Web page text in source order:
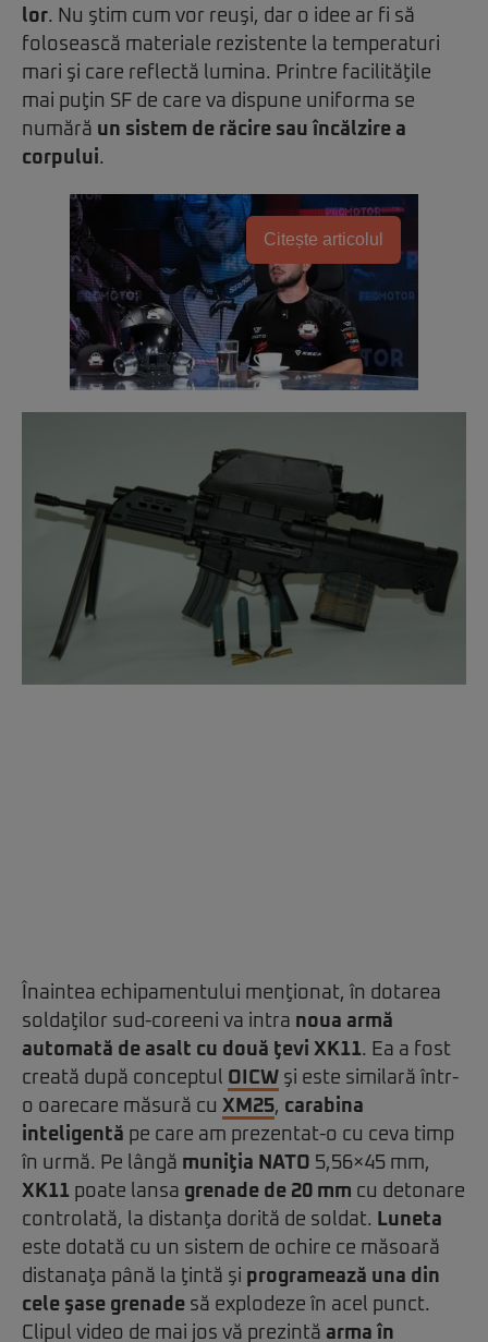
lor. Nu ştim cum vor reuşi, dar o idee ar fi să
folosească materiale rezistente la temperaturi
mari şi care reflectă lumina. Printre facilităţile
mai puţin SF de care va dispune uniforma se
numără un sistem de răcire sau încălzire a
corpului.
Citește articolul
Înaintea echipamentului menţionat, în dotarea
soldaţilor sud-coreeni va intra noua armă
automată de asalt cu două ţevi XK11. Ea a fost
creată după conceptul OICW şi este similară într-
o oarecare măsură cu XM25, carabina
inteligentă pe care am prezentat-o cu ceva timp
în urmă. Pe lângă muniţia NATO 5,56×45 mm,
XK11 poate lansa grenade de 20 mm cu detonare
controlată, la distanţa dorită de soldat. Luneta
este dotată cu un sistem de ochire ce măsoară
distanaţa până la ţintă şi programează una din
cele şase grenade să explodeze în acel punct.
Clipul video de mai jos vă prezintă arma în